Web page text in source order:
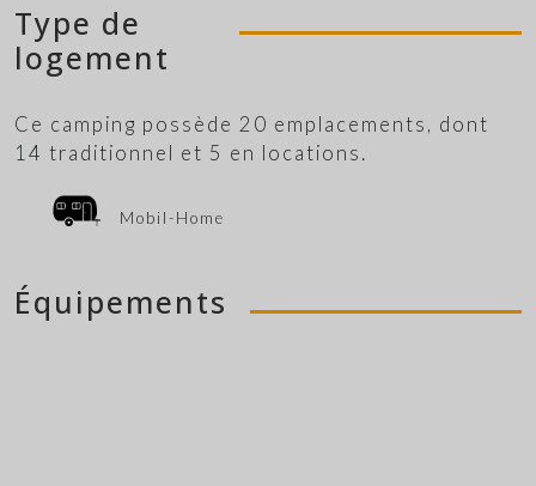
Type de
logement
Ce camping possède 20 emplacements, dont
14 traditionnel et 5 en locations.
Mobil-Home
Équipements